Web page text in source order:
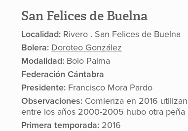
San Felices de Buelna
Localidad: Rivero . San Felices de Buelna
Bolera: Doroteo González
Modalidad: Bolo Palma
Federación Cántabra
Presidente: Francisco Mora Pardo
Observaciones: Comienza en 2016
entre los años 2000-2005 hubo otra
Primera temporada: 2016